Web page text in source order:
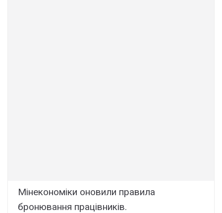
Мінекономіки оновили правила
бронювання працівників.